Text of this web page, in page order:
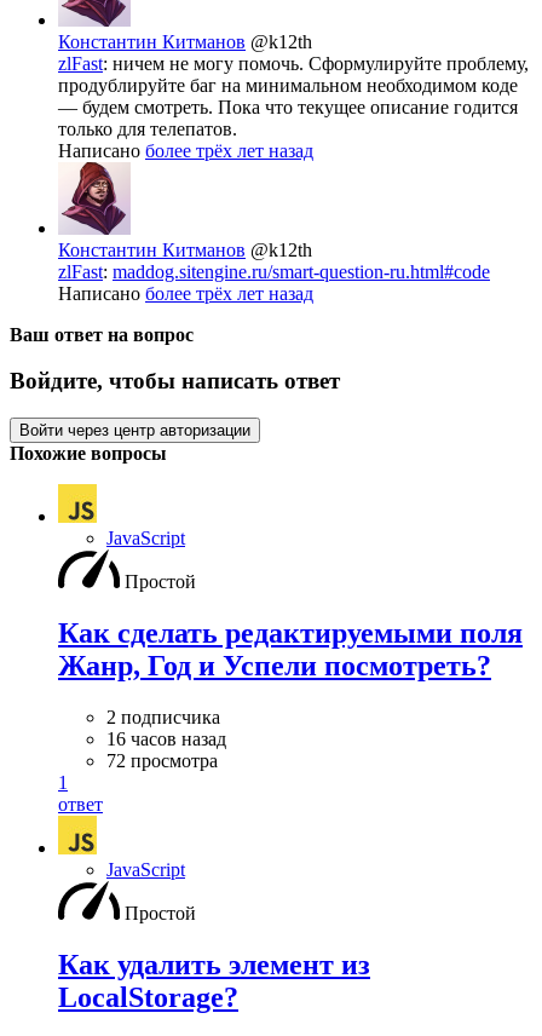
Константин Китманов @k12th
zlFast: ничем не могу помочь. Сформулируйте проблему,
продублируйте баг на минимальном необходимом коде
— будем смотреть. Пока что текущее описание годится
только для телепатов.
Написано более трёх лет назад
Константин Китманов @k12th
zlFast: maddog.sitengine.ru/smart-question-ru.html#code
Написано более трёх лет назад
Ваш ответ на вопрос
Войдите, чтобы написать ответ
Войти через центр авторизации
Похожие вопросы
JavaScript
Простой
Как сделать редактируемыми поля
Жанр, Год и Успели посмотреть?
2 подписчика
16 часов назад
72 просмотра
1
ответ
JavaScript
Простой
Как удалить элемент из
LocalStorage?